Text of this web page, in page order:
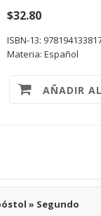
$32.80
ISBN-13:
Materia: Español
AÑADIR
» Segundo